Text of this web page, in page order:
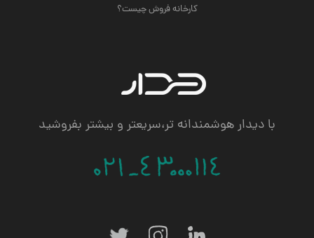
کارخانه فروش چیست؟
با دیدار هوشمندانه تر،سریعتر و بیشتر بفروشید